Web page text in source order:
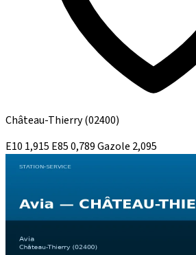
Château-Thierry(02400)
E10 1,915 E850,789Gazole 2,095